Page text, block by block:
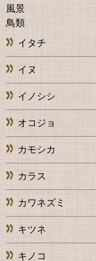
風景
鳥類
イタチ
イヌ
イノシシ
オコジョ
カモシカ
カラス
カワネズミ
キツネ
キノコ